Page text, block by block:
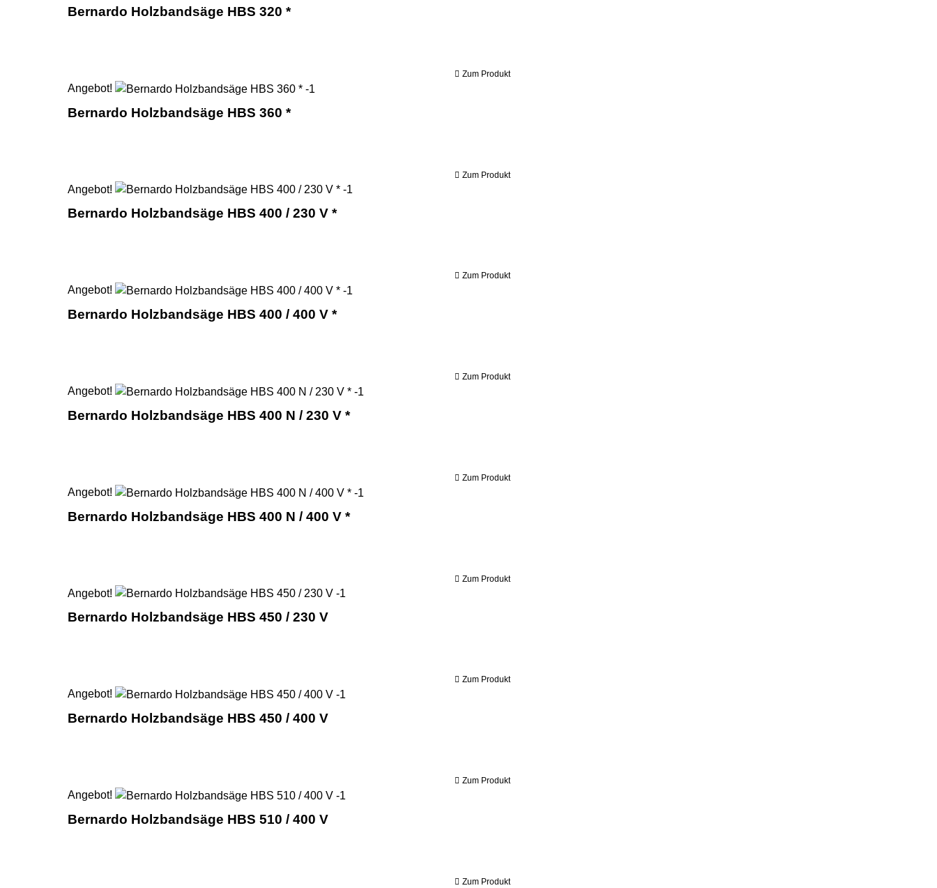
Bernardo Holzbandsäge HBS 320 *
Zum Produkt
Angebot!
Bernardo Holzbandsäge HBS 360 *
Zum Produkt
Angebot!
Bernardo Holzbandsäge HBS 400 / 230 V *
Zum Produkt
Angebot!
Bernardo Holzbandsäge HBS 400 / 400 V *
Zum Produkt
Angebot!
Bernardo Holzbandsäge HBS 400 N / 230 V *
Zum Produkt
Angebot!
Bernardo Holzbandsäge HBS 400 N / 400 V *
Zum Produkt
Angebot!
Bernardo Holzbandsäge HBS 450 / 230 V
Zum Produkt
Angebot!
Bernardo Holzbandsäge HBS 450 / 400 V
Zum Produkt
Angebot!
Bernardo Holzbandsäge HBS 510 / 400 V
Zum Produkt